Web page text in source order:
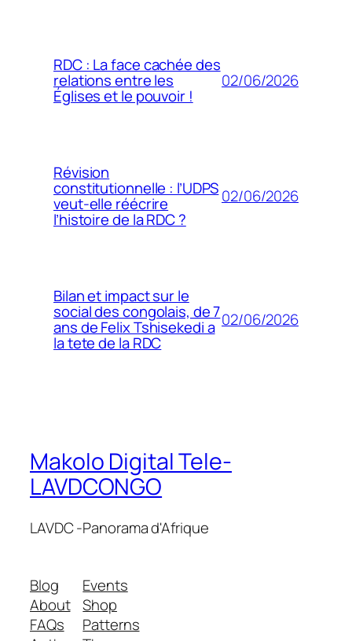
RDC : La face cachée des
relations entre les
Églises et le pouvoir !
02/06/2026
Révision
constitutionnelle : l’UDPS
veut-elle réécrire
l’histoire de la RDC ?
02/06/2026
Bilan et impact sur le
social des congolais, de 7
ans de Felix Tshisekedi a
la tete de la RDC
02/06/2026
Makolo Digital Tele-
LAVDCONGO
LAVDC -Panorama d'Afrique
Blog
About
FAQs
Events
Shop
Patterns